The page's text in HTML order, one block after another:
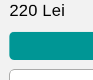
220 Lei